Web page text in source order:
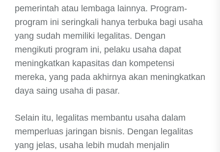
pemerintah atau lembaga lainnya. Program-
program ini seringkali hanya terbuka bagi usaha
yang sudah memiliki legalitas. Dengan
mengikuti program ini, pelaku usaha dapat
meningkatkan kapasitas dan kompetensi
mereka, yang pada akhirnya akan meningkatkan
daya saing usaha di pasar.
Selain itu, legalitas membantu usaha dalam
memperluas jaringan bisnis. Dengan legalitas
yang jelas, usaha lebih mudah menjalin